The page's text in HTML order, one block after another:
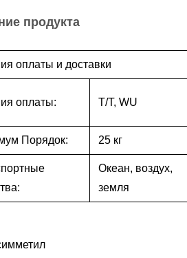
продукта
оплаты и доставки
оплаты: T/T, WU
Порядок: 25 кг
Океан, воздух,
земля